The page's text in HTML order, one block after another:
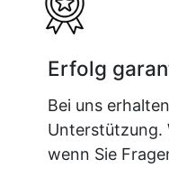
Erfolg
Bei uns
Unterstützung.
wenn Sie